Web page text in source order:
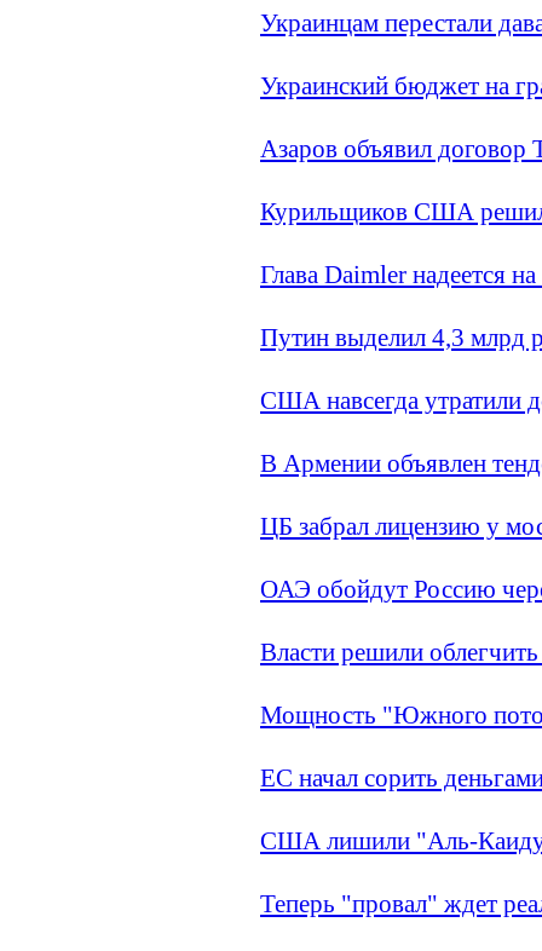
Украинцам перестали
Украинский бюджет на
Азаров объявил
Курильщиков США
Глава Daimler надеется
Путин выделил 4,3
США навсегда утратили
В Армении объявлен
ЦБ забрал лицензию у
ОАЭ обойдут Россию
Власти решили
Мощность "Южного
ЕС начал сорить
США лишили "Аль-
Теперь "провал" ждет